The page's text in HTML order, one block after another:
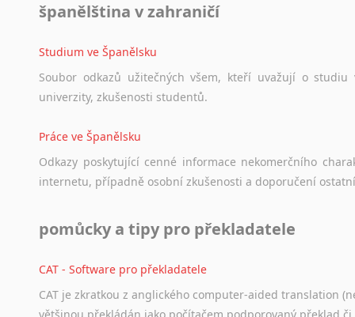
Ujgurština
Uzbečtina
Vietnamština
Wolof
Zulu
z jiných jazyků do ŠJ
z němčiny
z francouzštiny
z italštiny
z polštiny
z ruštiny
španělština v zahraničí
Studium ve Španělsku
Soubor odkazů užitečných všem, kteří uvažují o studiu
univerzity, zkušenosti studentů.
Práce ve Španělsku
Odkazy poskytující cenné informace nekomerčního
internetu, případně osobní zkušenosti a doporučení
pomůcky a tipy pro překladatele
CAT - Software pro překladatele
CAT je zkratkou z anglického computer-aided translation
většinou překládán jako počítačem podporovaný překlad